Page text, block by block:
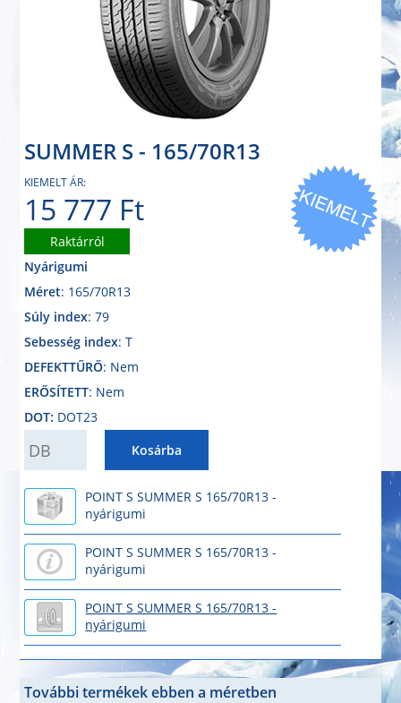
SUMMER S - 165/70R13
KIEMELT ÁR:
15 777 Ft
Raktárról
Nyárigumi
Méret: 165/70R13
Súly index: 79
Sebesség index: T
DEFEKTTŰRŐ: Nem
ERŐSÍTETT: Nem
DOT: DOT23
Kosárba
POINT S SUMMER S 165/70R13 -
nyárigumi
POINT S SUMMER S 165/70R13 -
nyárigumi
POINT S SUMMER S 165/70R13 -
nyárigumi
További termékek ebben a méretben